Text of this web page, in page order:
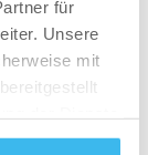
für
Unsere
mit